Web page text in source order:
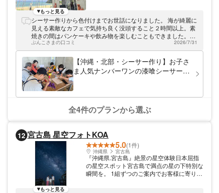
作りを体験出来ます。 琉球窯の体験工房内
は、沖縄伝統のシーサー作りが予約なしでお
気軽に体験できます。 作って直ぐにお土産
として持ち帰れる「シーサー絵付け」「素焼
シーサー」 琉球土をこねて作り上げる「陶
器シーサー」 漆喰(しっくい)と赤瓦で作る
「漆喰シーサー」 など、ファミリーやカッ
プル、女子会で人それぞれのメニューが選べ
は、ぜひお立ち寄りください！
もっと見る
シーサー作りから色付けまでお世話になりました。 海が綺麗に
見える素敵なカフェで気持ち良く没頭すること２時間以上。素
焼きの間はパンケーキや飲み物を楽しむこともできました。ス
タッフの方はやり方やコツを教えてくださりとても優しかっ
た。とにかく大満足の体験で皆さんにもお勧めしたいです。
ぷんこさまの口コミ 2026/7/31
【沖縄・北部・シーサー作り】お子さ
ま人気ナンバーワンの漆喰シーサー絵
全4件のプランから選ぶ
12 宮古島 星空フォトKOA
5.0(1件)
沖縄県 宮古島
『沖縄県.宮古島』絶景の星空体験日本屈指
の星空スポット宮古島で満点の星の下特別な
瞬間を。 1組ずつのご案内でお客様に寄り添
もっと見る